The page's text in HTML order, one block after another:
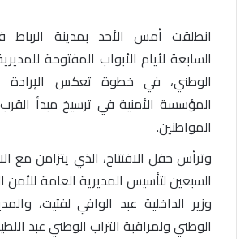
انطلقت أمس الأحد بمدينة الرباط
السابعة لأيام الأبواب المفتوحة
الوطني، في خطوة تعكس الإرادة
المؤسسة الأمنية في ترسيخ مبدأ
المواطنين.
وترأس حفل الافتتاح، الذي يتزامن مع
السبعين لتأسيس المديرية العامة
وزير الداخلية عبد الوافي لفتيت،
الوطني ولمراقبة التراب الوطني عبد